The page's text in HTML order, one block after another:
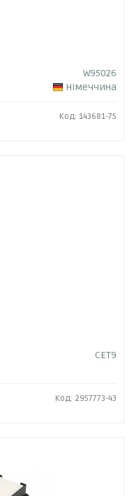
W95026
Німеччина
Код: 143681-75
CET9
Код: 2957773-43